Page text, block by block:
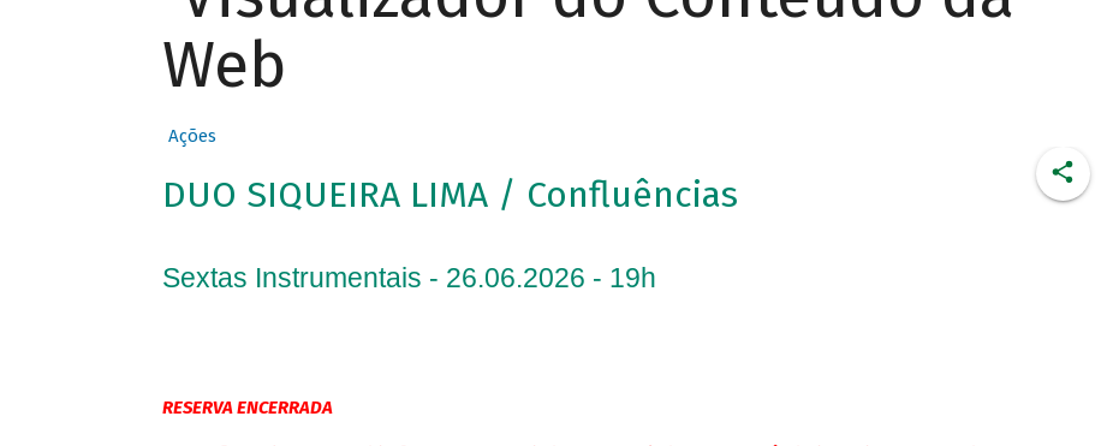
Web
Ações
DUO SIQUEIRA LIMA / Confluências
Sextas Instrumentais - 26.06.2026 - 19h
RESERVA ENCERRADA